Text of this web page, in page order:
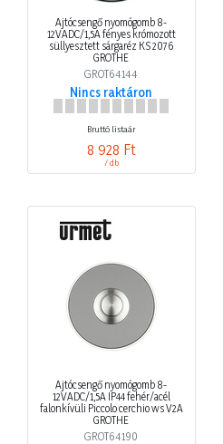
Ajtócsengő nyomógomb 8-
12VADC/1,5A fényes krómozott
süllyesztett sárgaréz KS 2076
GROTHE
GROT64144
Nincs raktáron
Bruttó listaár
8 928 Ft
/ db
Ajtócsengő nyomógomb 8-
12VADC/1,5A IP44 fehér/acél
falonkívüli Piccolo cerchio ws V2A
GROTHE
GROT64190